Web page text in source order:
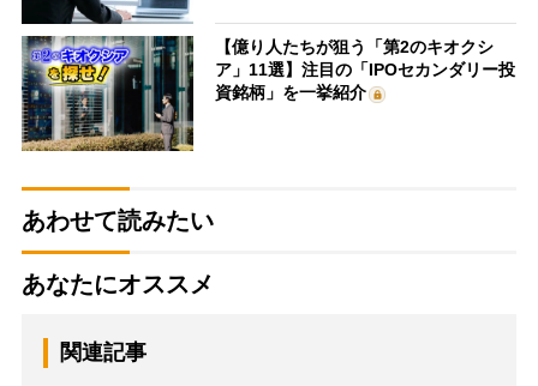
【億り人たちが狙う「第2のキオクシ
ア」11選】注目の「IPOセカンダリー投
資銘柄」を一挙紹介
あわせて読みたい
あなたにオススメ
関連記事